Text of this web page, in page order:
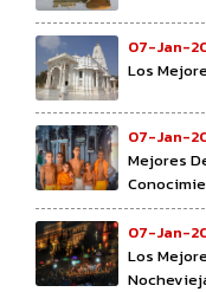
07-Jan-
Los
07-Jan-
Mejores
07-Jan-
Los